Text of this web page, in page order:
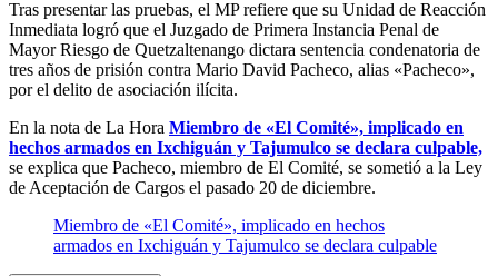
Tras presentar las pruebas, el MP refiere que su Unidad de Reacción
Inmediata logró que el Juzgado de Primera Instancia Penal de
Mayor Riesgo de Quetzaltenango dictara sentencia condenatoria de
tres años de prisión contra Mario David Pacheco, alias «Pacheco»,
por el delito de asociación ilícita.
En la nota de La Hora Miembro de «El Comité», implicado en
hechos armados en Ixchiguán y Tajumulco se declara culpable,
se explica que Pacheco, miembro de El Comité, se sometió a la Ley
de Aceptación de Cargos el pasado 20 de diciembre.
Miembro de «El Comité», implicado en hechos
armados en Ixchiguán y Tajumulco se declara culpable